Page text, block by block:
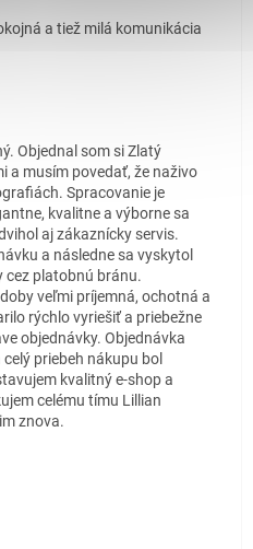
a tiež milá komunikácia
Objednal som si Zlatý
a musím povedať, že naživo
Spracovanie je
kvalitne a výborne sa
aj zákaznícky servis.
a následne sa vyskytol
cez platobnú bránu.
veľmi príjemná, ochotná a
rýchlo vyriešiť a priebežne
objednávky. Objednávka
priebeh nákupu bol
kvalitný e-shop a
celému tímu Lillian
znova.